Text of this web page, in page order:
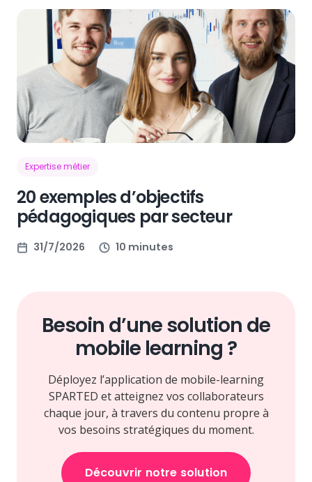
Expertise métier
20 exemples d’objectifs
pédagogiques par secteur
31/7/2026 10 minutes
Besoin d’une solution de
mobile learning ?
Déployez l’application de mobile-learning
SPARTED et atteignez vos collaborateurs
chaque jour, à travers du contenu propre à
vos besoins stratégiques du moment.
Découvrir notre solution